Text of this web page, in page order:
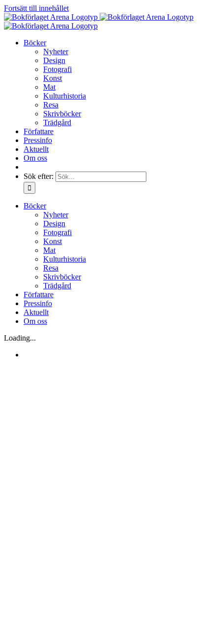
Fortsätt till innehållet
Böcker
Nyheter
Design
Fotografi
Konst
Mat
Kulturhistoria
Resa
Skrivböcker
Trädgård
Författare
Pressinfo
Aktuellt
Om oss
Sök efter:
Böcker
Nyheter
Design
Fotografi
Konst
Mat
Kulturhistoria
Resa
Skrivböcker
Trädgård
Författare
Pressinfo
Aktuellt
Om oss
Loading...